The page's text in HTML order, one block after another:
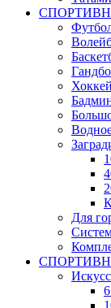
Для